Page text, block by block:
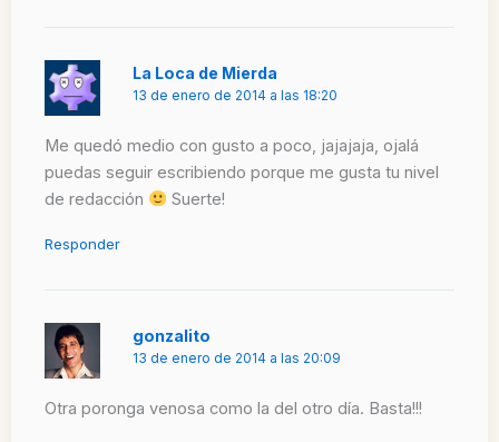
La Loca de Mierda
13 de enero de 2014 a las 18:20
Me quedó medio con gusto a poco, jajajaja, ojalá
puedas seguir escribiendo porque me gusta tu nivel
de redacción
Suerte!
Responder
gonzalito
13 de enero de 2014 a las 20:09
Otra poronga venosa como la del otro día. Basta!!!